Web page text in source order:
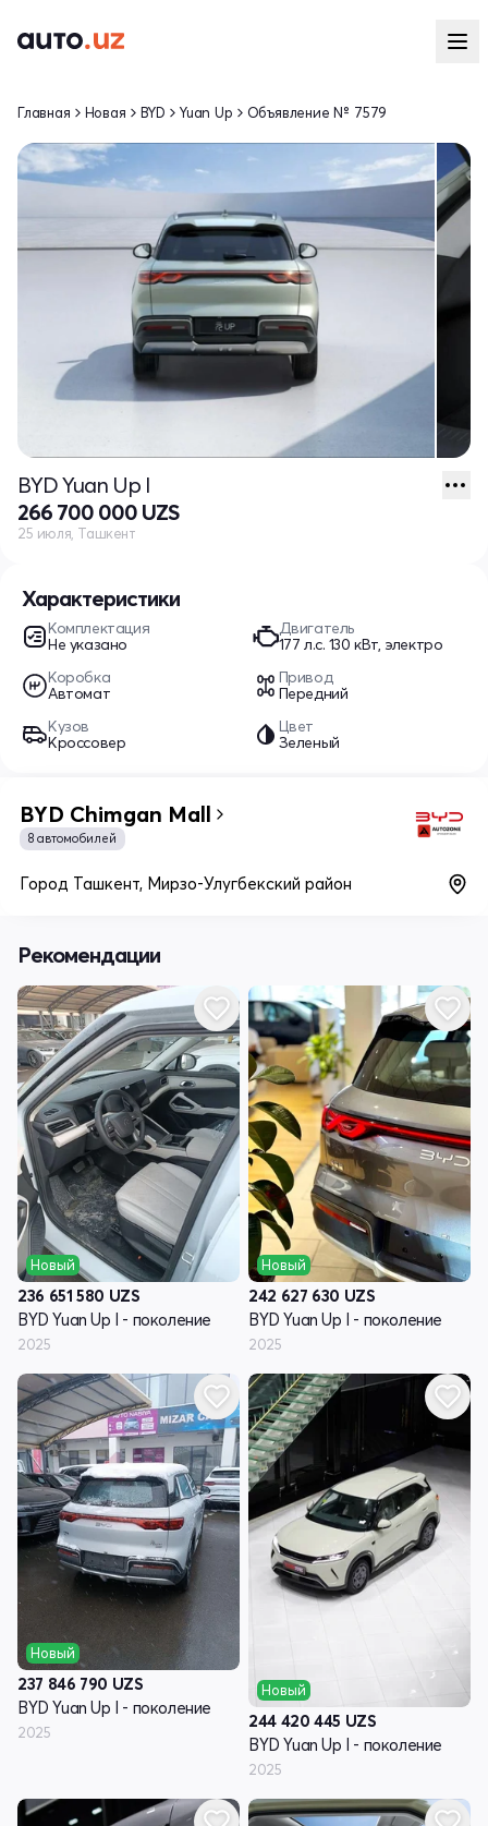
Характеристики
Комплектация
Не указано
Двигатель
177 л.c. 130 кВт, электро
Коробка
Автомат
Привод
Передний
Кузов
Кроссовер
Цвет
Зеленый
Главная Новая BYD Yuan Up Объявление № 7579
BYD Yuan Up I
266 700 000 UZS
25 июля, Ташкент
BYD Chimgan Mall
8 автомобилей
Город Ташкент, Мирзо-Улугбекский район
Рекомендации
Новый
236 651 580 UZS
BYD Yuan Up I - поколение
2025
Новый
242 627 630 UZS
BYD Yuan Up I - поколение
2025
Новый
237 846 790 UZS
BYD Yuan Up I - поколение
2025
Новый
244 420 445 UZS
BYD Yuan Up I - поколение
2025